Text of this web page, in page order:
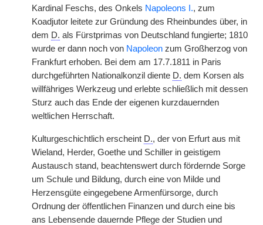
Kardinal Feschs, des Onkels Napoleons I., zum
Koadjutor leitete zur Gründung des Rheinbundes über, in
dem D. als Fürstprimas von Deutschland fungierte; 1810
wurde er dann noch von Napoleon zum Großherzog von
Frankfurt erhoben. Bei dem am 17.7.1811 in Paris
durchgeführten Nationalkonzil diente D. dem Korsen als
willfähriges Werkzeug und erlebte schließlich mit dessen
Sturz auch das Ende der eigenen kurzdauernden
weltlichen Herrschaft.
Kulturgeschichtlich erscheint D., der von Erfurt aus mit
Wieland, Herder, Goethe und Schiller in geistigem
Austausch stand, beachtenswert durch fördernde Sorge
um Schule und Bildung, durch eine von Milde und
Herzensgüte eingegebene Armenfürsorge, durch
Ordnung der öffentlichen Finanzen und durch eine bis
ans Lebensende dauernde Pflege der Studien und